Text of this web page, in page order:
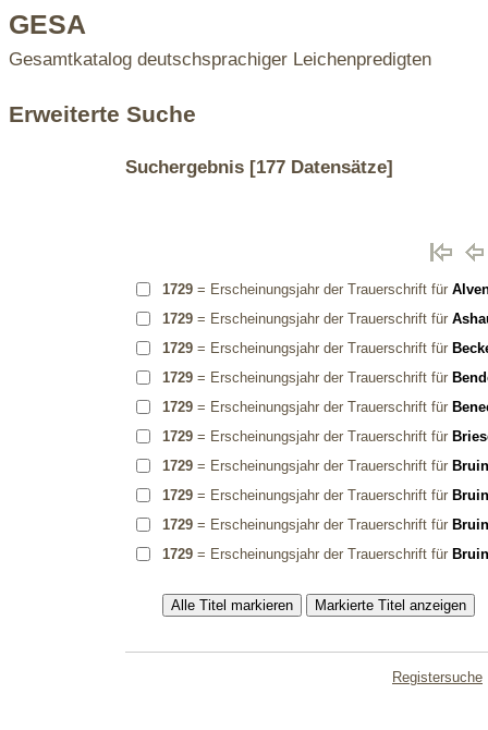
GESA
Gesamtkatalog deutschsprachiger Leichenpredigten
Erweiterte Suche
Suchergebnis[177 Datensätze]
1729= Erscheinungsjahr der Trauerschrift für
1729= Erscheinungsjahr der Trauerschrift für
1729= Erscheinungsjahr der Trauerschrift für
1729= Erscheinungsjahr der Trauerschrift für
1729= Erscheinungsjahr der Trauerschrift für
1729= Erscheinungsjahr der Trauerschrift für
1729= Erscheinungsjahr der Trauerschrift für
1729= Erscheinungsjahr der Trauerschrift für
1729= Erscheinungsjahr der Trauerschrift für
1729= Erscheinungsjahr der Trauerschrift für
Registersuche